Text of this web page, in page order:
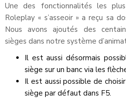
Une des fonctionnalités les
Roleplay « s’asseoir » a reçu sa
Nous avons ajoutés des
sièges dans notre système
Il est aussi désormais
siège sur un banc via les
Il est aussi possible de
siège par défaut dans F5.